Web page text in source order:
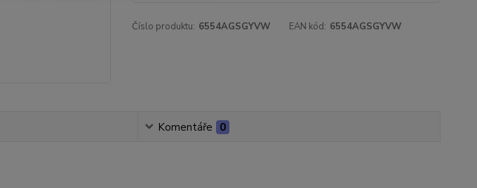
Číslo produktu: 6554AGSGYVW EAN kód: 6554AGSGYVW
Komentáře 0